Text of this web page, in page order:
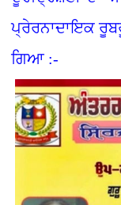
ਪ੍ਰੇਰਨਾਦਾਇਕ
ਗਿਆ :-